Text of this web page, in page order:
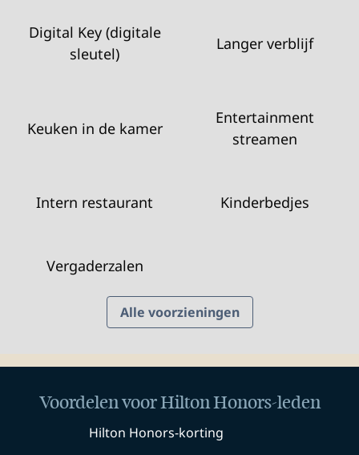
Digital Key (digitale
sleutel)
Langer verblijf
Keuken in de kamer
Entertainment
streamen
Intern restaurant Kinderbedjes
Vergaderzalen
Alle voorzieningen
Voordelen voor Hilton Honors-leden
Hilton Honors-korting